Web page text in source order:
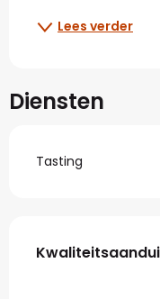
Lees verder
Diensten
Tasting